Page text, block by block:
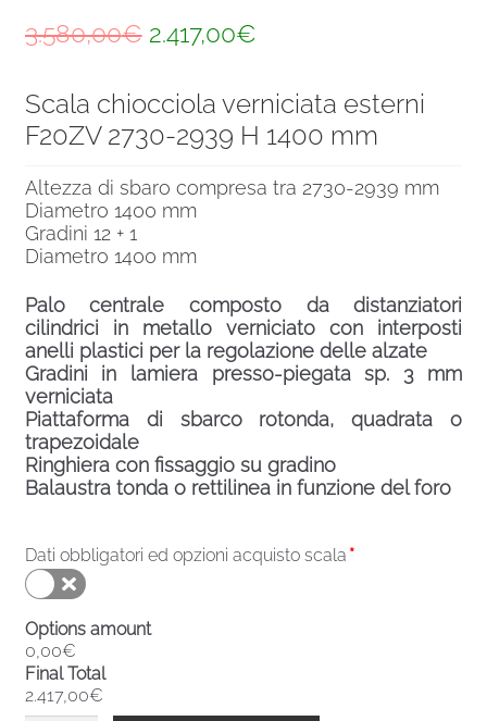
3.580,00€ Il
originale
era:
3.580,00€.
2.417,00€Il
attuale
è:
2.417,00€.
Scala chiocciola verniciata esterni
F20ZV 2730-2939 H 1400 mm
Altezza di sbaro compresa tra 2730-2939 mm
Diametro 1400 mm
Gradini 12 + 1
Diametro 1400 mm
Palo centrale composto da distanziatori
cilindrici in metallo verniciato con interposti
anelli plastici per la regolazione delle alzate
Gradini in lamiera presso-piegata sp. 3 mm
verniciata
Piattaforma di sbarco rotonda, quadrata o
trapezoidale
Ringhiera con fissaggio su gradino
Balaustra tonda o rettilinea in funzione del foro
Dati obbligatori ed opzioni acquisto scala *
Options amount
0,00€
Final Total
2.417,00€